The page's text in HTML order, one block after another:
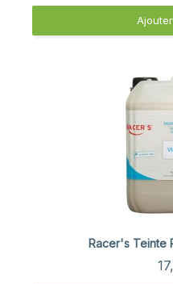
Racer's Teinte